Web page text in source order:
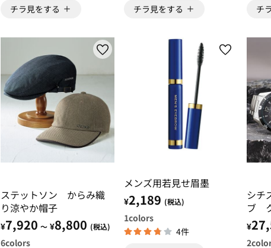
チラ見をする
チラ見をする
チ
ステットソン からみ織
り涼やか帽子
¥7,920 ～ ¥8,800 (税込)
6colors
メンズ用若見せ眉墨
¥2,189 (税込)
1colors
4件
シチ
ブ
¥
2